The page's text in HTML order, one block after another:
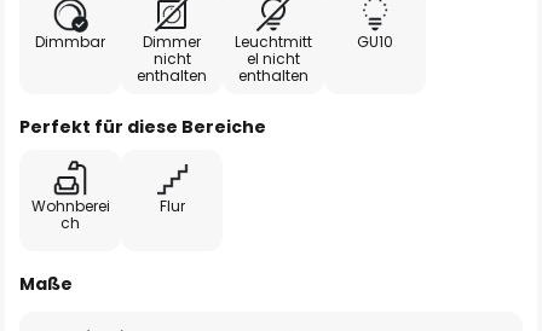
Dimmbar
Dimmer
nicht
enthalten
Leuchtmitt
el nicht
enthalten
GU10
Perfekt für diese Bereiche
Wohnberei
ch
Flur
Maße